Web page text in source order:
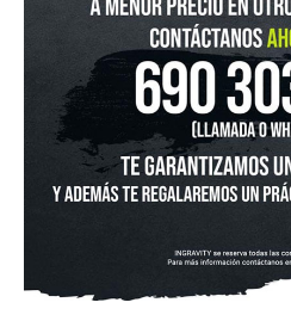
IN-GRAVITY MADRID RETIRO
Pza. Mariano de Cavia, 2
Tel.:
915 524 553
in-gravity@in-gravity.com
HORARIO
Lunes a Viernes de 12:00 - 20:30
Domingo 10:00-15:00